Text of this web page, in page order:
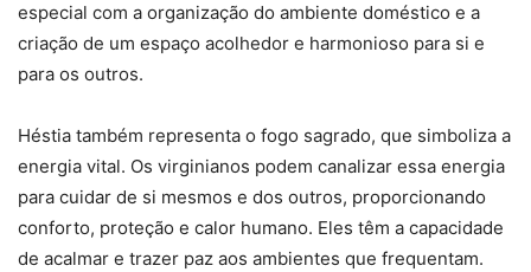
especial com a organização do ambiente doméstico e a
criação de um espaço acolhedor e harmonioso para si e
para os outros.
Héstia também representa o fogo sagrado, que simboliza a
energia vital. Os virginianos podem canalizar essa energia
para cuidar de si mesmos e dos outros, proporcionando
conforto, proteção e calor humano. Eles têm a capacidade
de acalmar e trazer paz aos ambientes que frequentam.